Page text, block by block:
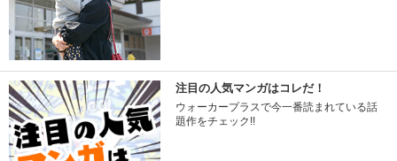
注目の人気マンガはコレだ！
ウォーカープラスで今一番読まれている話
題作をチェック!!